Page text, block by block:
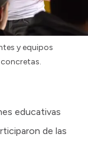
y equipos
educativas
de las